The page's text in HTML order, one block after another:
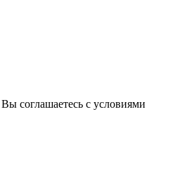
соглашаетесь с условиями